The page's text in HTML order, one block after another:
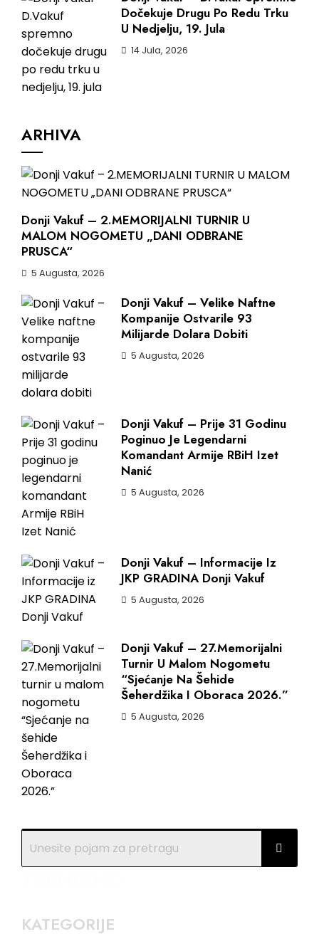
Dočekuje Drugu Po Redu Trku
U Nedjelju, 19. Jula
14 Jula, 2026
ARHIVA
Donji Vakuf – 2.MEMORIJALNI TURNIR U
MALOM NOGOMETU „DANI ODBRANE
PRUSCA“
5 Augusta, 2026
Donji Vakuf – Velike Naftne
Kompanije Ostvarile 93
Milijarde Dolara Dobiti
5 Augusta, 2026
Donji Vakuf – Prije 31 Godinu
Poginuo Je Legendarni
Komandant Armije RBiH Izet
Nanić
5 Augusta, 2026
Donji Vakuf – Informacije Iz
JKP GRADINA Donji Vakuf
5 Augusta, 2026
Donji Vakuf – 27.Memorijalni
Turnir U Malom Nogometu
“Sjećanje Na Šehide
Šeherdžika I Oboraca 2026.”
5 Augusta, 2026
KATEGORIJE